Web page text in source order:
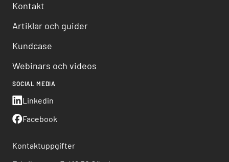
Kontakt
Artiklar och guider
Kundcase
Webinars och videos
SOCIAL MEDIA
Linkedin
Facebook
Kontaktuppgifter